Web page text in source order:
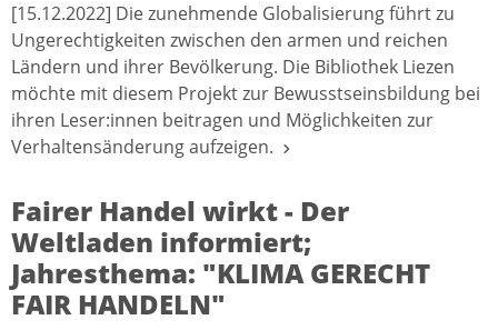
[15.12.2022] Die zunehmende Globalisierung führt zu
Ungerechtigkeiten zwischen den armen und reichen
Ländern und ihrer Bevölkerung. Die Bibliothek Liezen
möchte mit diesem Projekt zur Bewusstseinsbildung bei
ihren Leser:innen beitragen und Möglichkeiten zur
Verhaltensänderung aufzeigen.
Fairer Handel wirkt - Der
Weltladen informiert;
Jahresthema: "KLIMA GERECHT
FAIR HANDELN"